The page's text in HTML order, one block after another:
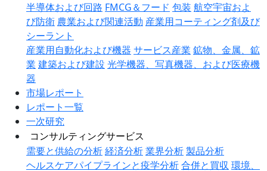
半導体および回路 FMCG＆フード 包装 航空宇宙およ
び防衛 農業および関連活動 産業用コーティング剤及び
シーラント
産業用自動化および機器 サービス産業 鉱物、金属、鉱
業 建築および建設 光学機器、写真機器、および医療機
器
市場レポート
レポート一覧
一次研究
コンサルティングサービス
需要と供給の分析経済分析業界分析製品分析
ヘルスケアパイプラインと疫学分析合併と買収 環境、